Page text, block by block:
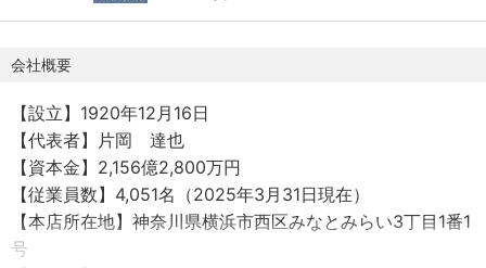
1、最寄駅：桜木町駅/みなとみらい駅）です。
・執務フロアは2024年10月にリニューアルしたばかりで
す。快適な執務環境での勤務が可能です。
外業務・ロビー業務・店頭事務・渉外事務・派出業務・電
会社業務・出向先業務
就業場所の変更の範囲：株式会社横浜銀行、関連会社およ
び出向先(テレワークをおこなう場所を含む）
会社概要
【設立】1920年12月16日
【代表者】片岡 達也
【資本金】2,156億2,800万円
【従業員数】4,051名（2025年3月31日現在）
【本店所在地】神奈川県横浜市西区みなとみらい3丁目1番1
号